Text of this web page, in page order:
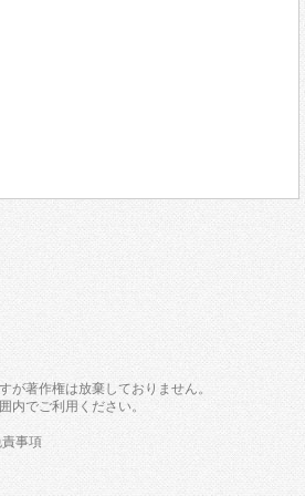
が著作権は放棄しておりません。
内でご利用ください。
事項